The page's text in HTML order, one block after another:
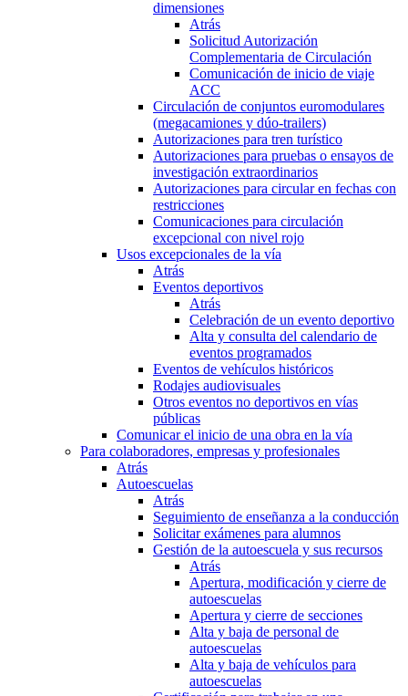
dimensiones
Atrás
Solicitud Autorización
Complementaria de Circulación
Comunicación de inicio de viaje
ACC
Circulación de conjuntos euromodulares
(megacamiones y dúo-trailers)
Autorizaciones para tren turístico
Autorizaciones para pruebas o ensayos de
investigación extraordinarios
Autorizaciones para circular en fechas con
restricciones
Comunicaciones para circulación
excepcional con nivel rojo
Usos excepcionales de la vía
Atrás
Eventos deportivos
Atrás
Celebración de un evento deportivo
Alta y consulta del calendario de
eventos programados
Eventos de vehículos históricos
Rodajes audiovisuales
Otros eventos no deportivos en vías
públicas
Comunicar el inicio de una obra en la vía
Para colaboradores, empresas y profesionales
Atrás
Autoescuelas
Atrás
Seguimiento de enseñanza a la conducción
Solicitar exámenes para alumnos
Gestión de la autoescuela y sus recursos
Atrás
Apertura, modificación y cierre de
autoescuelas
Apertura y cierre de secciones
Alta y baja de personal de
autoescuelas
Alta y baja de vehículos para
autoescuelas